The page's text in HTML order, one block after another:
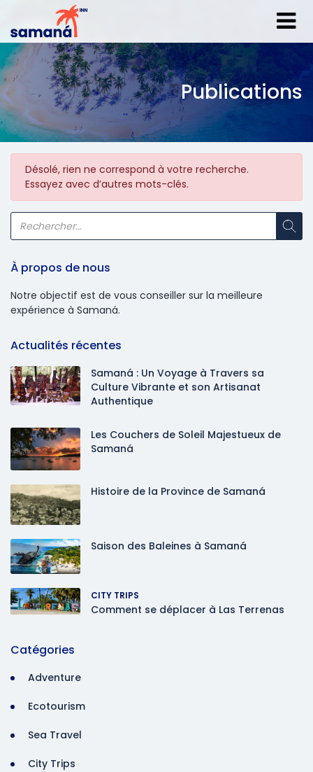
Publications
Désolé, rien ne correspond à votre recherche.
Essayez avec d’autres mots-clés.
À propos de nous
Notre objectif est de vous conseiller sur la meilleure
expérience à Samaná.
Actualités récentes
Samaná : Un Voyage à Travers sa
Culture Vibrante et son Artisanat
Authentique
Les Couchers de Soleil Majestueux de
Samaná
Histoire de la Province de Samaná
Saison des Baleines à Samaná
CITY TRIPS
Comment se déplacer à Las Terrenas
Catégories
Adventure
Ecotourism
Sea Travel
City Trips